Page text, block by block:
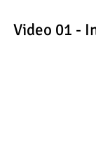
Video 01 -